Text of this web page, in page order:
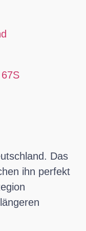
Das
ihn perfekt